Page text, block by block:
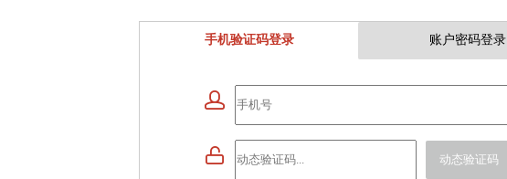
手机验证码登录 账户密码登录

 动态验证码